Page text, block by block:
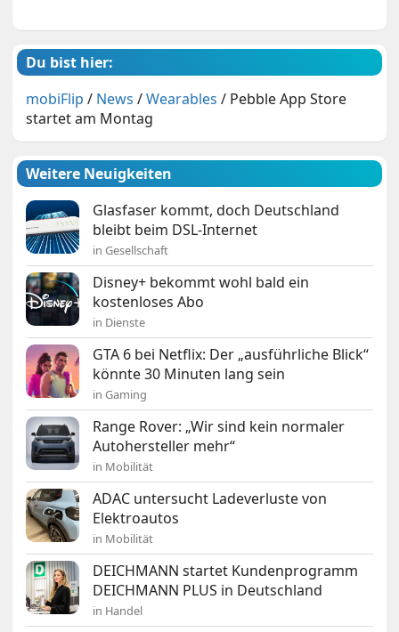
Du bist hier:
mobiFlip / News /Wearables / Pebble App Store
startet am Montag
Weitere Neuigkeiten
Glasfaser kommt, doch Deutschland
bleibt beim DSL-Internet
in Gesellschaft
Disney+ bekommt wohl bald ein
kostenloses Abo
in Dienste
GTA 6 bei Netflix: Der „ausführliche Blick“
könnte 30 Minuten lang sein
in Gaming
Range Rover: „Wir sind kein normaler
Autohersteller mehr“
in Mobilität
ADAC untersucht Ladeverluste von
Elektroautos
in Mobilität
DEICHMANN startet Kundenprogramm
DEICHMANN PLUS in Deutschland
in Handel